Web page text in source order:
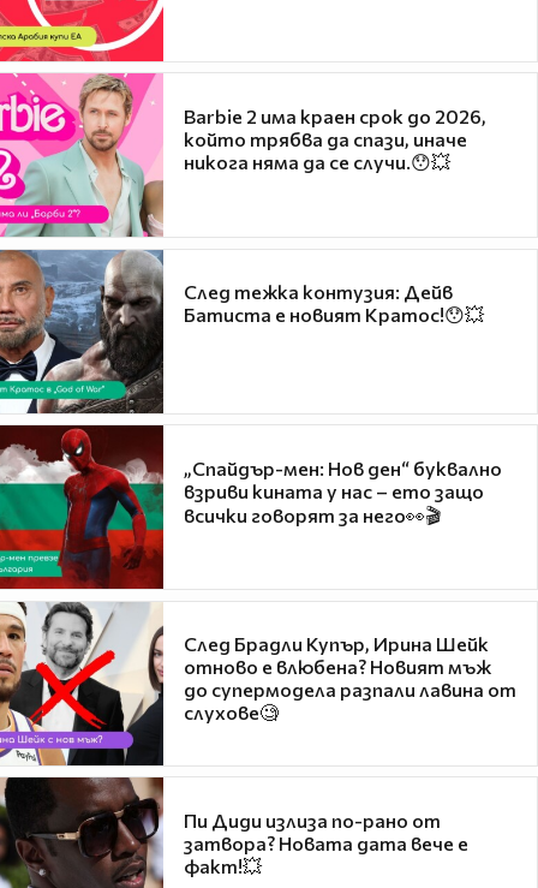
Barbie 2 има краен срок до 2026,
който трябва да спази, иначе
никога няма да се случи.😯💥
След тежка контузия: Дейв
Батиста е новият Кратос!😯💥
„Спайдър-мен: Нов ден“ буквално
взриви кината у нас – ето защо
всички говорят за него👀🎬
След Брадли Купър, Ирина Шейк
отново е влюбена? Новият мъж
до супермодела разпали лавина от
слухове🧐
Пи Диди излиза по-рано от
затвора? Новата дата вече е
факт!💥